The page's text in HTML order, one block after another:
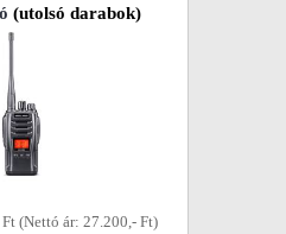
(utolsó darabok)
(Nettó ár: 27.200,- Ft)